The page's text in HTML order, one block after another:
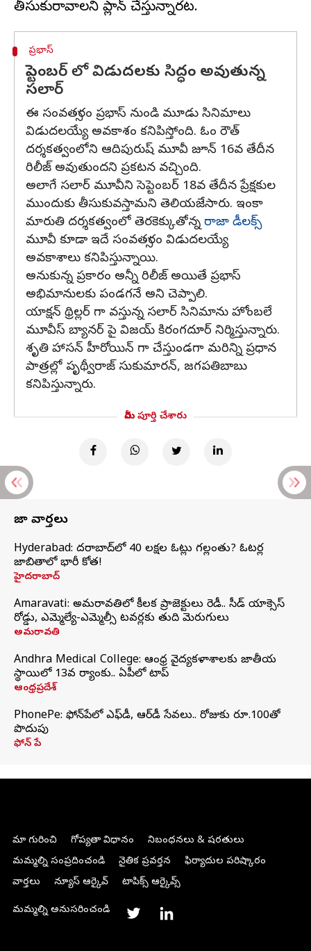
ప్రభాస్
సెప్టెంబర్ లో విడుదలకు సిద్ధం అవుతున్న
సలార్
ఈ సంవత్సరం ప్రభాస్ నుండి మూడు సినిమాలు
విడుదలయ్యే అవకాశం కనిపిస్తోంది. ఓం రౌత్
దర్శకత్వంలోని ఆదిపురుష్ మూవీ జూన్ 16వ తేదీన
రిలీజ్ అవుతుందని ప్రకటన వచ్చింది.
అలాగే సలార్ మూవీని సెప్టెంబర్ 18వ తేదీన ప్రేక్షకుల
ముందుకు తీసుకువస్తామని తెలియజేసారు. ఇంకా
మారుతి దర్శకత్వంలో తెరకెక్కుతోన్న రాజా డీలక్స్
మూవీ కూడా ఇదే సంవత్సరం విడుదలయ్యే
అవకాశాలు కనిపిస్తున్నాయి.
అనుకున్న ప్రకారం అన్నీ రిలీజ్ అయితే ప్రభాస్
అభిమానులకు పండగనే అని చెప్పాలి.
యాక్షన్ థ్రిల్లర్ గా వస్తున్న సలార్ సినిమాను హోంబలే
మూవీస్ బ్యానర్ పై విజయ్ కిరంగదూర్ నిర్మిస్తున్నారు.
శృతి హాసన్ హీరోయిన్ గా చేస్తుండగా మరిన్ని ప్రధాన
పాత్రల్లో పృథ్వీరాజ్ సుకుమారన్, జగపతిబాబు
కనిపిస్తున్నారు.
మీరు పూర్తి చేశారు
తాజా వార్తలు
Hyderabad: హైదరాబాద్‌లో 40 లక్షల ఓట్లు గల్లంతు? ఓటర్ల
జాబితాలో భారీ కోత!
హైదరాబాద్
Amaravati: అమరావతిలో కీలక ప్రాజెక్టులు రెడీ.. సీడ్‌ యాక్సెస్‌
రోడ్డు, ఎమ్మెల్యే-ఎమ్మెల్సీ టవర్లకు తుది మెరుగులు
అమరావతి
Andhra Medical College: ఆంధ్ర వైద్యకళాశాలకు జాతీయ
స్థాయిలో 13వ ర్యాంకు.. ఏపీలో టాప్
ఆంధ్రప్రదేశ్
PhonePe: ఫోన్‌పేలో ఎఫ్‌డీ, ఆర్‌డీ సేవలు.. రోజుకు రూ.100తో
పొదుపు
ఫోన్‌ పే
మా గురించి గోప్యతా విధానం
నిబంధనలు & షరతులు
మమ్మల్ని సంప్రదించండి
నైతిక ప్రవర్తన
ఫిర్యాదుల పరిష్కారం
వార్తలు
న్యూస్ ఆర్కైవ్ టాపిక్స్ ఆర్కైవ్స్
మమ్మల్ని అనుసరించండి